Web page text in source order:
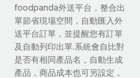
foodpanda外送平台，整合出
單節省現場空間，自動匯入外
送平台訂單，並提醒您有訂單
及自動列印出單.系統會自比對
是否有相同產品名，自動生成
產品，商品成本也可另設定，